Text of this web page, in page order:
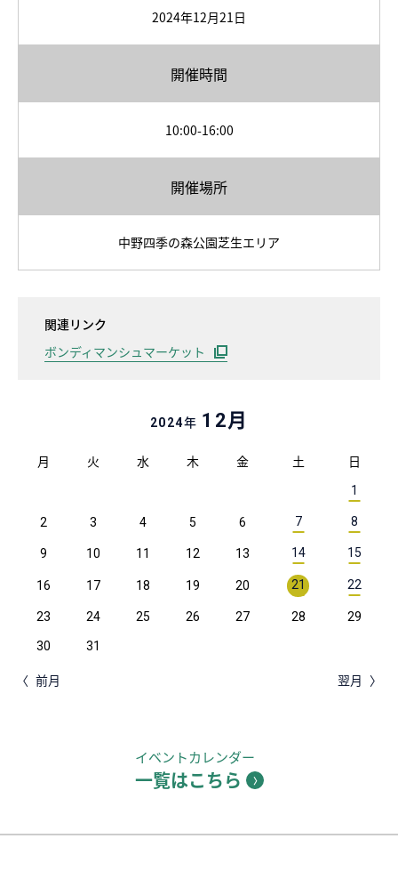
2024年12月21日
開催時間
10:00-16:00
開催場所
中野四季の森公園芝生エリア
関連リンク
ボンディマンシュマーケット
2024年 12月
月 火 水 木 金 土 日
1
2 3 4 5 6 7 8
9 10 11 12 13 14 15
16 17 18 19 20 21 22
23 24 25 26 27 28 29
30 31
前月 翌月
イベントカレンダー
一覧はこちら